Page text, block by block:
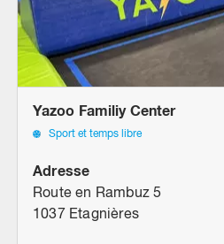
Yazoo Familiy Center
Sport et temps libre
Adresse
Route en Rambuz 5
1037 Etagnières